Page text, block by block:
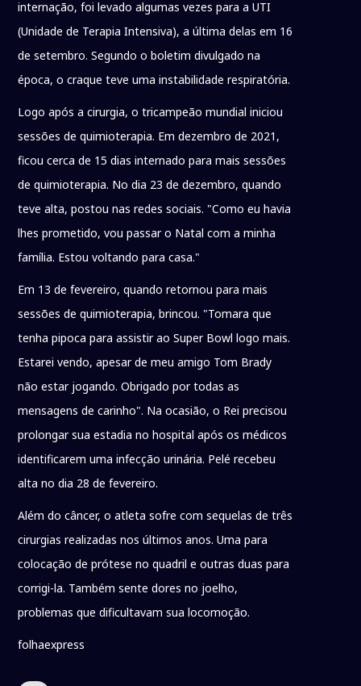
internação, foi levado algumas vezes para a UTI
(Unidade de Terapia Intensiva), a última delas em 16
de setembro. Segundo o boletim divulgado na
época, o craque teve uma instabilidade respiratória.
Logo após a cirurgia, o tricampeão mundial iniciou
sessões de quimioterapia. Em dezembro de 2021,
ficou cerca de 15 dias internado para mais sessões
de quimioterapia. No dia 23 de dezembro, quando
teve alta, postou nas redes sociais. "Como eu havia
lhes prometido, vou passar o Natal com a minha
família. Estou voltando para casa."
Em 13 de fevereiro, quando retornou para mais
sessões de quimioterapia, brincou. "Tomara que
tenha pipoca para assistir ao Super Bowl logo mais.
Estarei vendo, apesar de meu amigo Tom Brady
não estar jogando. Obrigado por todas as
mensagens de carinho". Na ocasião, o Rei precisou
prolongar sua estadia no hospital após os médicos
identificarem uma infecção urinária. Pelé recebeu
alta no dia 28 de fevereiro.
Além do câncer, o atleta sofre com sequelas de três
cirurgias realizadas nos últimos anos. Uma para
colocação de prótese no quadril e outras duas para
corrigi-la. Também sente dores no joelho,
problemas que dificultavam sua locomoção.
folhaexpress